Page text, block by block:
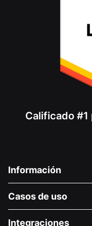
Calificado #1
Información
Acerca de nosotros
Casos de uso
Integraciones